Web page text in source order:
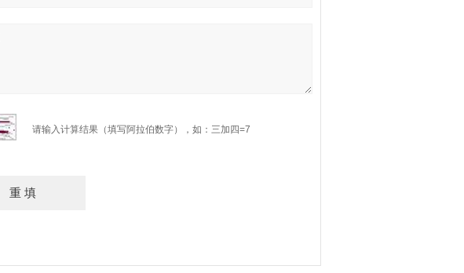
请输入计算结果（填写阿拉伯数字），如：三加四=7